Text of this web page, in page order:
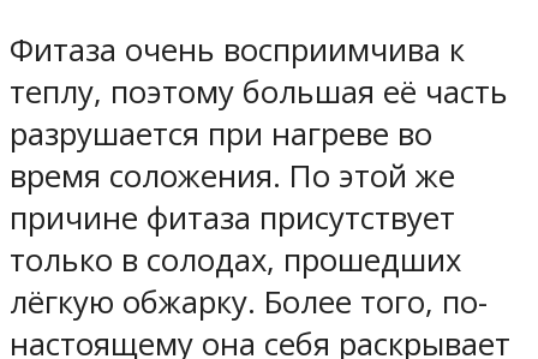
Фитаза очень восприимчива к
теплу, поэтому большая её часть
разрушается при нагреве во
время соложения. По этой же
причине фитаза присутствует
только в солодах, прошедших
лёгкую обжарку. Более того, по-
настоящему она себя раскрывает